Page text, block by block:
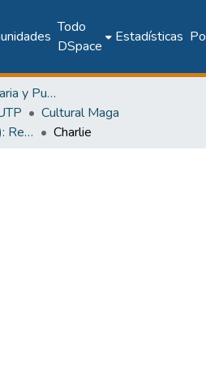
Todo
DSpace
Estadísticas
Editorial Universitaria y Publicaciones Seriadas
Cultural Maga
Vol. 66, Núm. 2 (2010): Revista Maga
Charlie